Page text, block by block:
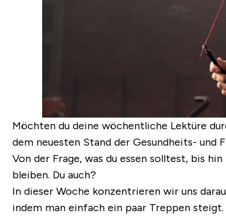
Möchten du deine wöchentliche Lektüre
dem neuesten Stand der Gesundheits- und
Von der Frage, was du essen solltest, bis
bleiben. Du auch?
In dieser Woche konzentrieren wir uns
indem man einfach ein paar Treppen